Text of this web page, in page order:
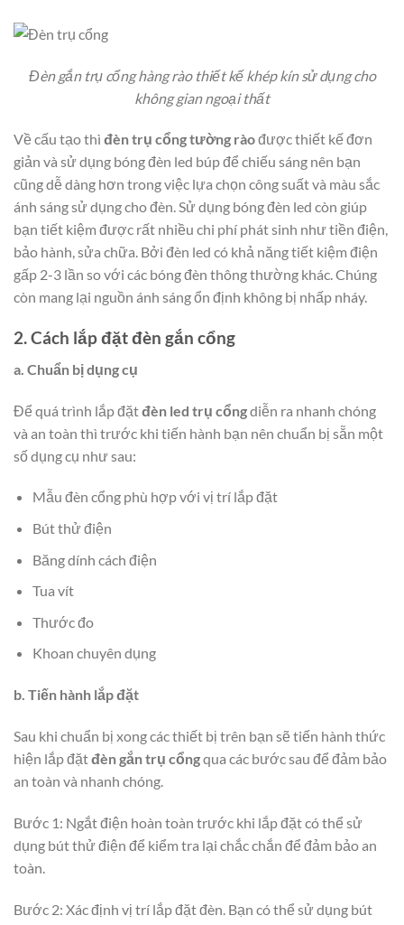
Đèn gắn trụ cổng hàng rào thiết kế khép kín sử dụng cho
không gian ngoại thất
Về cấu tạo thì đèn trụ cổng tường ràođược thiết kế đơn
giản và sử dụng bóng đèn led búp để chiếu sáng nên bạn
cũng dễ dàng hơn trong việc lựa chọn công suất và màu sắc
ánh sáng sử dụng cho đèn. Sử dụng bóng đèn led còn giúp
bạn tiết kiệm được rất nhiều chi phí phát sinh như tiền điện,
bảo hành, sửa chữa. Bởi đèn led có khả năng tiết kiệm điện
gấp 2-3 lần so với các bóng đèn thông thường khác. Chúng
còn mang lại nguồn ánh sáng ổn định không bị nhấp nháy.
2. Cách lắp đặt đèn gắn cổng
a. Chuẩn bị dụng cụ
Để quá trình lắp đặtđèn led trụ cổngdiễn ra nhanh chóng
và an toàn thì trước khi tiến hành bạn nên chuẩn bị sẵn một
số dụng cụ như sau:
Mẫu đèn cổng phù hợp với vị trí lắp đặt
Bút thử điện
Băng dính cách điện
Tua vít
Thước đo
Khoan chuyên dụng
b. Tiến hành lắp đặt
Sau khi chuẩn bị xong các thiết bị trên bạn sẽ tiến hành thức
hiện lắp đặtđèn gắn trụ cổngqua các bước sau để đảm bảo
an toàn và nhanh chóng.
Bước 1: Ngắt điện hoàn toàn trước khi lắp đặt có thể sử
dụng bút thử điện để kiểm tra lại chắc chắn để đảm bảo an
toàn.
Bước 2: Xác định vị trí lắp đặt đèn. Bạn có thể sử dụng bút